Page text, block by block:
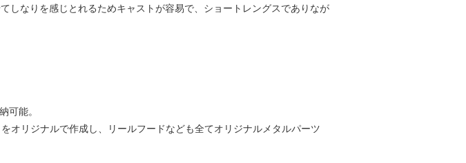
しなりを感じとれるためキャストが容易で、ショートレングスでありなが
可能。
リジナルで作成し、リールフードなども全てオリジナルメタルパーツ